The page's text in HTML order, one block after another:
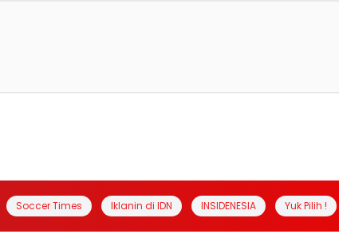
Soccer Times Iklanin di IDN INSIDENESIA Yuk Pilih !